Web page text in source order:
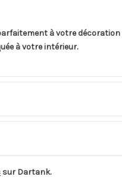
à votre
à votre intérieur.
sur Dartank.